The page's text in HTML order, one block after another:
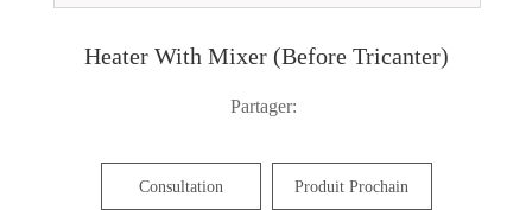
Heater With Mixer (Before Tricanter)
Partager:
Consultation Produit Prochain